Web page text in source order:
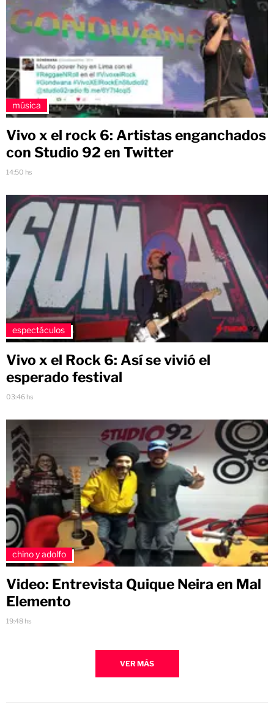
música
Vivo x el rock 6: Artistas enganchados
con Studio 92 en Twitter
14:50 hs
espectáculos
Vivo x el Rock 6: Así se vivió el
esperado festival
03:46 hs
chino y adolfo
Video: Entrevista Quique Neira en Mal
Elemento
19:48 hs
VER MÁS